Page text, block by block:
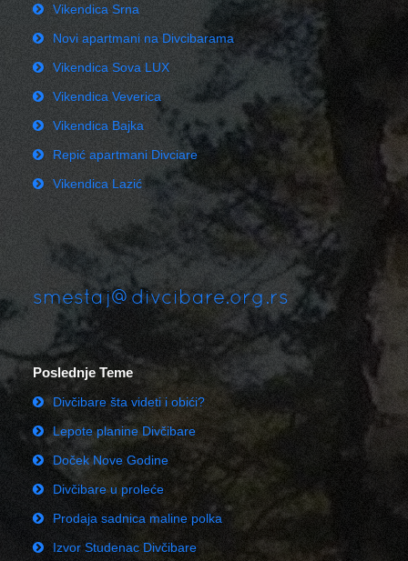
Vikendica Srna
Novi apartmani na Divcibarama
Vikendica Sova LUX
Vikendica Veverica
Vikendica Bajka
Repić apartmani Divciare
Vikendica Lazić
smestaj@divcibare.org.rs
Poslednje Teme
Divčibare šta videti i obići?
Lepote planine Divčibare
Doček Nove Godine
Divčibare u proleće
Prodaja sadnica maline polka
Izvor Studenac Divčibare